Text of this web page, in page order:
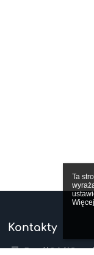
Ta
Kontakty
Zespół Szkół